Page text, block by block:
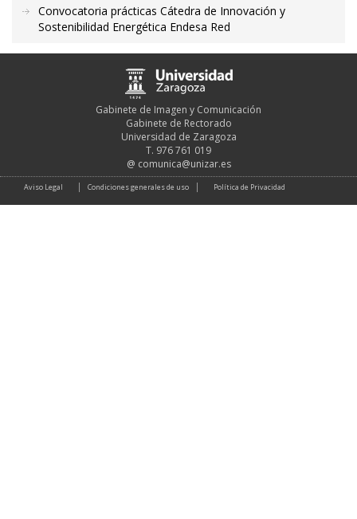
Convocatoria prácticas Cátedra de Innovación y
Sostenibilidad Energética Endesa Red
Gabinete de Imagen y Comunicación
Gabinete de Rectorado
Universidad de Zaragoza
T. 976 761 019
@ comunica@unizar.es
Aviso Legal Condiciones generales de uso Política de Privacidad